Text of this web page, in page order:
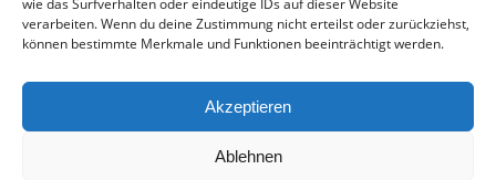
wie das Surfverhalten oder eindeutige IDs auf dieser Website
verarbeiten. Wenn du deine Zustimmung nicht erteilst oder zurückziehst,
können bestimmte Merkmale und Funktionen beeinträchtigt werden.
Akzeptieren
Ablehnen
Neuer Rückensponsor
Neue Podcast-Folge: So tickt Björn!
27. Juli 2026